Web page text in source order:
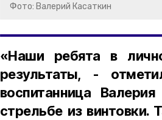
Фото: Валерий Касаткин
«Наши ребята в
результаты, -
воспитанница
стрельбе из винтовки.